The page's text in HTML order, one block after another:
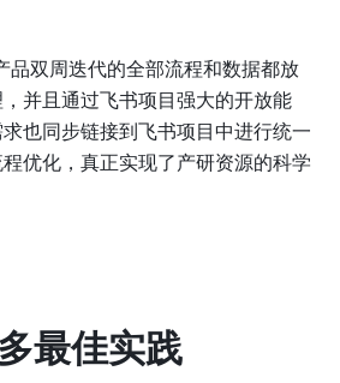
品双周迭代的全部流程和数据都放
并且通过飞书项目强大的开放能
也同步链接到飞书项目中进行统一
优化，真正实现了产研资源的科学
最佳实践